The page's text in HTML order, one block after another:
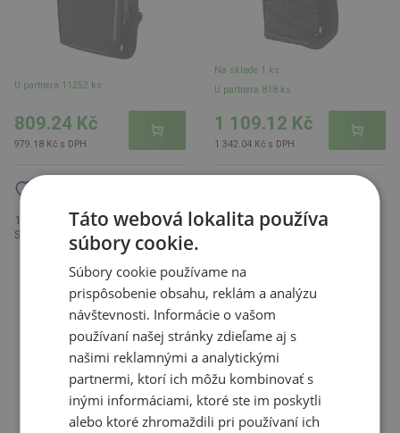
U partnera 11252 ks
809.24 Kč
979.18 Kč s DPH
Na sklade 1 ks
U partnera 818 ks
1 109.12 Kč
1 342.04 Kč s DPH
15W nabíjecí kabel 5 v 1
SCX.design C14, černá
Everyday, růžová Light
Táto webová lokalita používa
súbory cookie.
Súbory cookie používame na
prispôsobenie obsahu, reklám a analýzu
návštevnosti. Informácie o vašom
používaní našej stránky zdieľame aj s
našimi reklamnými a analytickými
partnermi, ktorí ich môžu kombinovať s
inými informáciami, ktoré ste im poskytli
alebo ktoré zhromaždili pri používaní ich